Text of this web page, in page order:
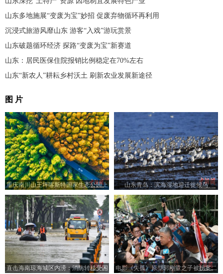
山东多地施展“变废为宝”妙招 促废弃物循环再利用
沉浸式旅游风靡山东 游客“入戏”游玩赏景
山东破题循环经济 探路“变废为宝”新赛道
山东：居民医保住院报销比例稳定在70%左右
山东“新农人”耕耘乡村沃土 刷新农业发展新途径
图 片
重庆南川山王坪喀斯特国家生态公园上
演浪漫秋色
山东青岛：滨海湿地迎迁徙候鸟
直击海南琼海城区内涝：消防转移受困 电影《失孤》原型郭刚堂之子被拐案二